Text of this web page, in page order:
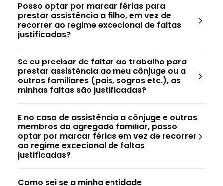
Posso optar por marcar férias para
prestar assistência a filho, em vez de
recorrer ao regime excecional de faltas
justificadas?
Se eu precisar de faltar ao trabalho para
prestar assistência ao meu cônjuge ou a
outros familiares (pais, sogros etc.), as
minhas faltas são justificadas?
E no caso de assistência a cônjuge e outros
membros do agregado familiar, posso
optar por marcar férias em vez de recorrer
ao regime excecional de faltas
justificadas?
Como sei se a minha entidade